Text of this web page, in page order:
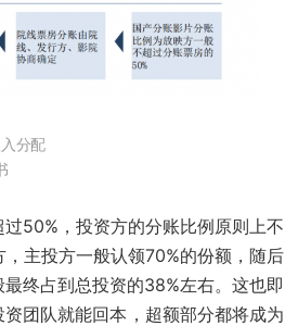
分配
50%，投资方的分账比例原则上不
主投方一般认领70%的份额，随后
终占到总投资的38%左右。这也即
团队就能回本，超额部分都将成为